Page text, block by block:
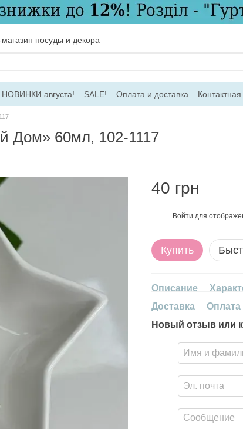
посуды и декора
НОВИНКИ августа! SALE! Оплата и доставка
соглашение Договір ПО Для оптовых заказов
Дом» 60мл, 102-1117
40 грн
Войти для
Купить
Описание
Доставка
Оплата
Новый отзыв или